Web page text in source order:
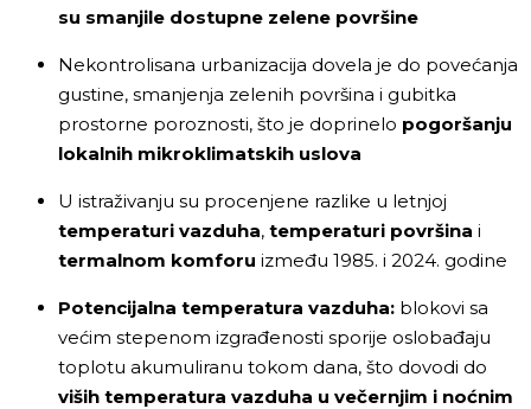
su smanjile dostupne zelene površine
Nekontrolisana urbanizacija dovela je do povećanja
gustine, smanjenja zelenih površina i gubitka
prostorne poroznosti, što je doprinelo pogoršanju
lokalnih mikroklimatskih uslova
U istraživanju su procenjene razlike u letnjoj
temperaturi vazduha, temperaturi površina i
termalnom komforu između 1985. i 2024. godine
Potencijalna temperatura vazduha: blokovi sa
većim stepenom izgrađenosti sporije oslobađaju
toplotu akumuliranu tokom dana, što dovodi do
viših temperatura vazduha u večernjim i noćnim